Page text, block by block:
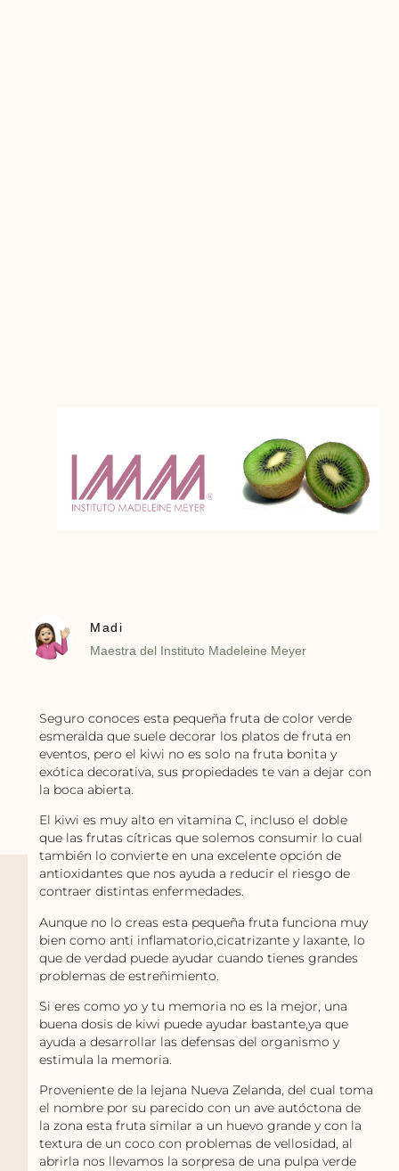
Madi
Maestra del Instituto Madeleine Meyer
Seguro conoces esta pequeña fruta de color verde
esmeralda que suele decorar los platos de fruta en
eventos, pero el kiwi no es solo na fruta bonita y
exótica decorativa, sus propiedades te van a dejar con
la boca abierta.
El kiwi es muy alto en vitamina C, incluso el doble
que las frutas cítricas que solemos consumir lo cual
también lo convierte en una excelente opción de
antioxidantes que nos ayuda a reducir el riesgo de
contraer distintas enfermedades.
Aunque no lo creas esta pequeña fruta funciona muy
bien como anti inflamatorio,cicatrizante y laxante, lo
que de verdad puede ayudar cuando tienes grandes
problemas de estreñimiento.
Si eres como yo y tu memoria no es la mejor, una
buena dosis de kiwi puede ayudar bastante,ya que
ayuda a desarrollar las defensas del organismo y
estimula la memoria.
Proveniente de la lejana Nueva Zelanda, del cual toma
el nombre por su parecido con un ave autóctona de
la zona esta fruta similar a un huevo grande y con la
textura de un coco con problemas de vellosidad, al
abrirla nos llevamos la sorpresa de una pulpa verde